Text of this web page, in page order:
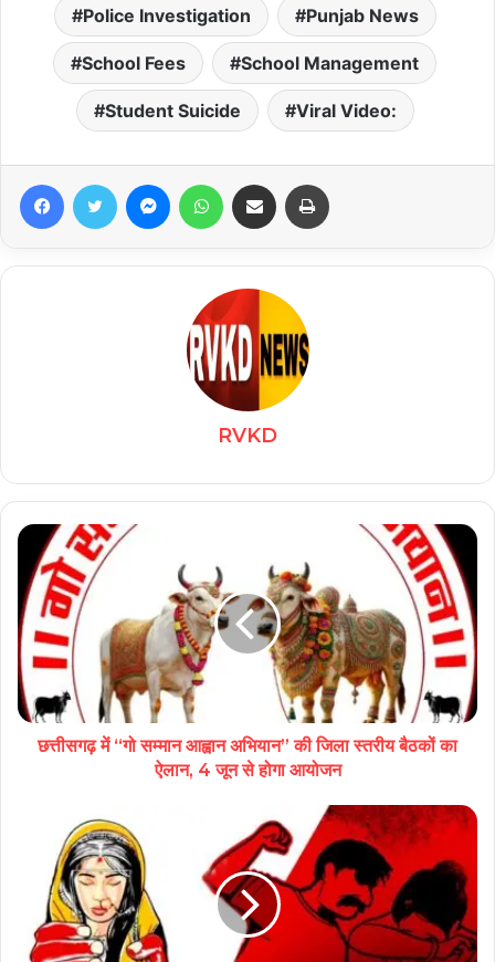
Police Investigation Punjab News
School Fees School Management
Student Suicide Viral Video:
FacebookTwitter MessengerWhatsAppShare via Email
RVKD
छत्तीसगढ़ में “गो सम्मान आह्वान अभियान” की जिला स्तरीय बैठकों का
ऐलान, 4 जून से होगा आयोजन